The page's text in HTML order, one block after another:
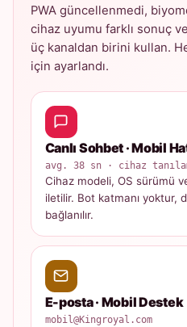
PWA güncellenmedi,
cihaz uyumu farklı sonuç
üç kanaldan birini kullan.
için ayarlandı.
Canlı Sohbet · Mobil
avg. 38 sn · cihaz
Cihaz modeli, OS sürümü
iletilir. Bot katmanı yoktur,
bağlanılır.
E-posta · Mobil Destek
mobil@Kingroyal.com